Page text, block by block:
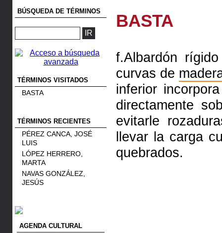
BÚSQUEDA DE TÉRMINOS
TÉRMINOS VISITADOS
BASTA
TÉRMINOS RECIENTES
PÉREZ CANCA, JOSÉ
LUIS
LÓPEZ HERRERO,
MARTA
NAVAS GONZÁLEZ,
JESÚS
AGENDA CULTURAL
BASTA
f.Albardón
curvas de
inferior
directamente
evitarle
llevar la carga
quebrados.